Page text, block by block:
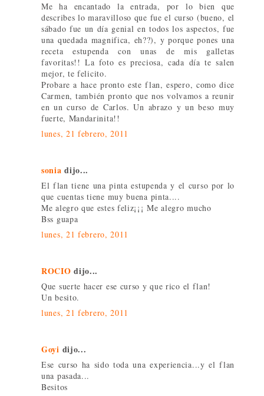
Me ha encantado la entrada, por lo bien que
describes lo maravilloso que fue el curso (bueno, el
sábado fue un día genial en todos los aspectos, fue
una quedada magnifica, eh??), y porque pones una
receta estupenda con unas de mis galletas
favoritas!! La foto es preciosa, cada día te salen
mejor, te felicito.
Probare a hace pronto este flan, espero, como dice
Carmen, también pronto que nos volvamos a reunir
en un curso de Carlos. Un abrazo y un beso muy
fuerte, Mandarinita!!
lunes, 21 febrero, 2011
sonia dijo...
El flan tiene una pinta estupenda y el curso por lo
que cuentas tiene muy buena pinta....
Me alegro que estes feliz¡¡¡ Me alegro mucho
Bss guapa
lunes, 21 febrero, 2011
ROCIO dijo...
Que suerte hacer ese curso y que rico el flan!
Un besito.
lunes, 21 febrero, 2011
Goyi dijo...
Ese curso ha sido toda una experiencia...y el flan
una pasada...
Besitos